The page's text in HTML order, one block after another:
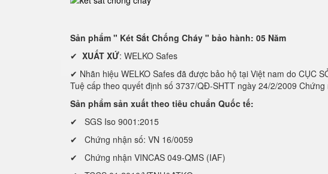
Sản phẩm " Két Sắt Chống Cháy " bảo hành: 05 Năm
✔ XUẤT XỨ: WELKO Safes
✔ Nhãn hiệu WELKO Safes đã được bảo hộ tại Việt nam do CỤC
Tuệ cấp theo quyết định số 3737/QĐ-SHTT ngày 24/2/2009
Sản phẩm sản xuất theo tiêu chuẩn Quốc tế:
✔ SGS Iso 9001:2015
✔ Chứng nhận số: VN 16/0059
✔ Chứng nhận VINCAS 049-QMS (IAF)